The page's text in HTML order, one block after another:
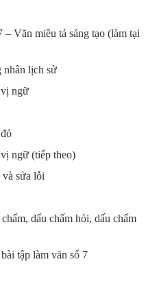
– Văn miêu tả sáng tạo (làm tại
nhân lịch sử
ngữ
ngữ (tiếp theo)
sửa lỗi
dấu chấm hỏi, dấu chấm
tập làm văn số 7